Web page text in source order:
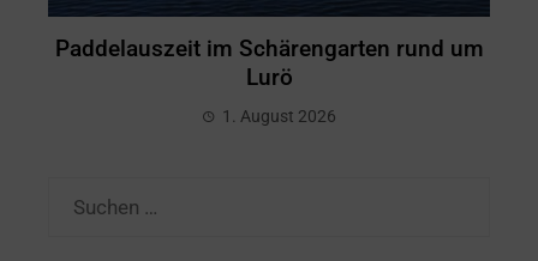
Paddelauszeit im Schärengarten rund um
Lurö
1. August 2026